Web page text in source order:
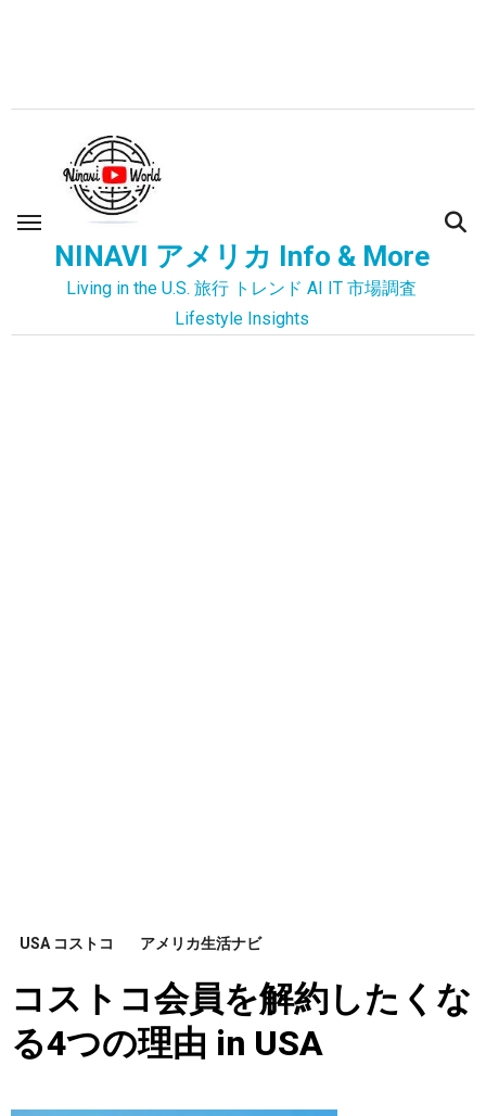
ス
NINAVI アメリカ Info & More
Living in the U.S. 旅行 トレンド AI IT 市場調査
Lifestyle Insights
USA コストコ アメリカ生活ナビ
コストコ会員を解約したくな
る4つの理由 in USA